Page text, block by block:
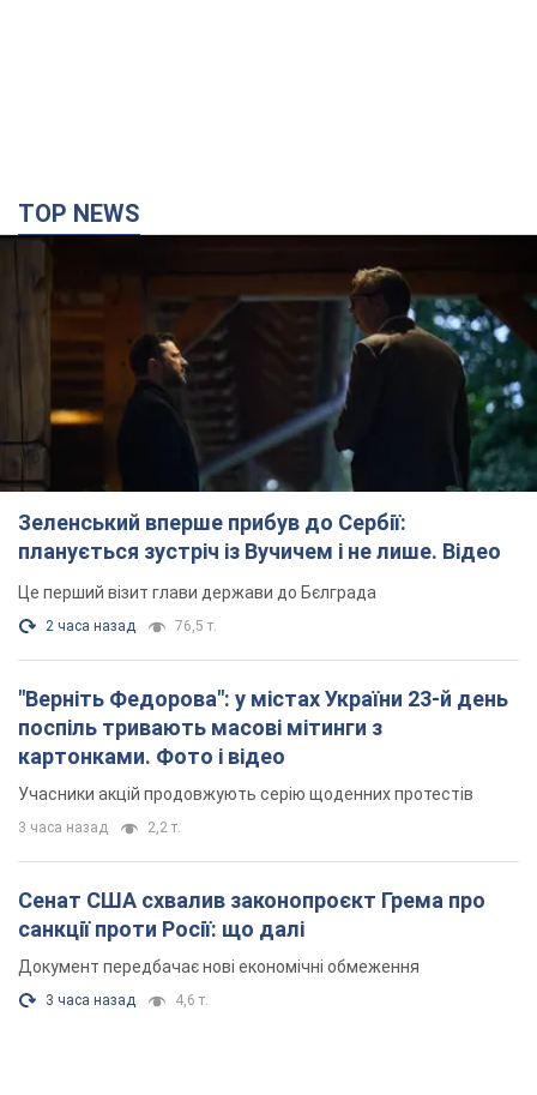
TOP NEWS
Зеленський вперше прибув до Сербії:
планується зустріч із Вучичем і не лише. Відео
Це перший візит глави держави до Бєлграда
2 часа назад 76,5 т.
"Верніть Федорова": у містах України 23-й день
поспіль тривають масові мітинги з
картонками. Фото і відео
Учасники акцій продовжують серію щоденних протестів
3 часа назад 2,2 т.
Сенат США схвалив законопроєкт Грема про
санкції проти Росії: що далі
Документ передбачає нові економічні обмеження
3 часа назад 4,6 т.